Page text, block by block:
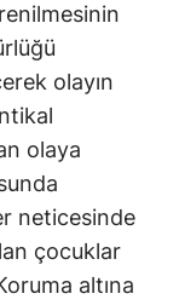
olayın
olaya
neticesinde
çocuklar
altına